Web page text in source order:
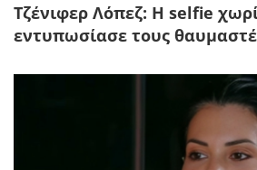
Τζένιφερ Λόπεζ: Η selfie
εντυπωσίασε τους